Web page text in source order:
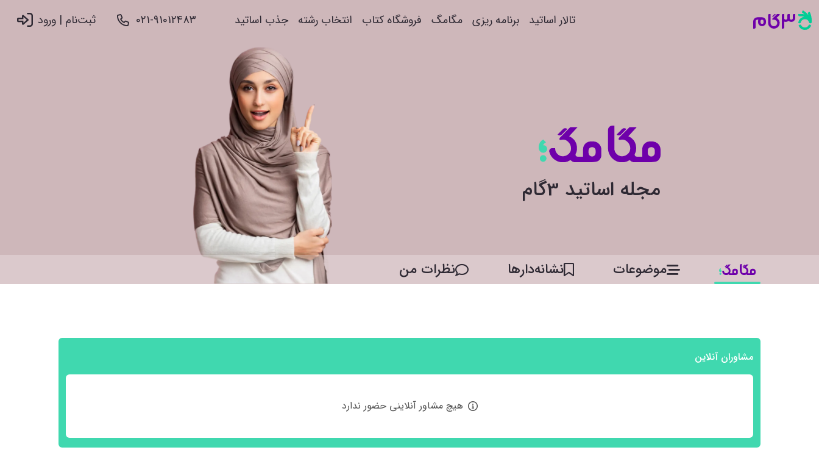
تالار اساتید برنامه ریزی مگامگ فروشگاه کتاب انتخاب رشته جذب اساتید 021-91012483 ثبت‌نام |‌ ورود
مجله اساتید 3گام
موضوعات نشانه‌دار‌ها نظرات من
مشاوران آنلاین
هیچ مشاور آنلاینی حضور ندارد